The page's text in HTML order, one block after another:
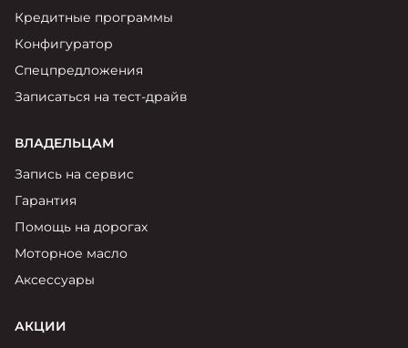
Кредитные программы
Конфигуратор
Спецпредложения
Записаться на тест-драйв
ВЛАДЕЛЬЦАМ
Запись на сервис
Гарантия
Помощь на дорогах
Моторное масло
Аксессуары
АКЦИИ